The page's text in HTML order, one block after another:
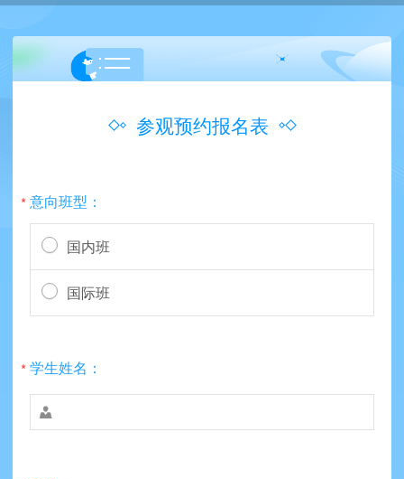
参观预约报名表
*意向班型：
国内班
国际班
*学生姓名：
